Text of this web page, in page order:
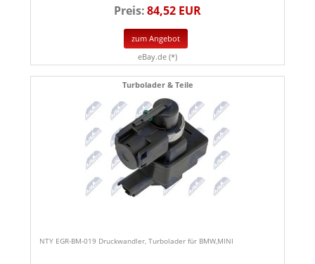
Preis:84,52 EUR
zum Angebot
eBay.de (*)
Turbolader & Teile
NTY EGR-BM-019 Druckwandler, Turbolader für BMW,MINI